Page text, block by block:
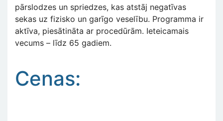
pārslodzes un spriedzes, kas atstāj negatīvas
sekas uz fizisko un garīgo veselību. Programma ir
aktīva, piesātināta ar procedūrām. Ieteicamais
vecums – līdz 65 gadiem.
Cenas: